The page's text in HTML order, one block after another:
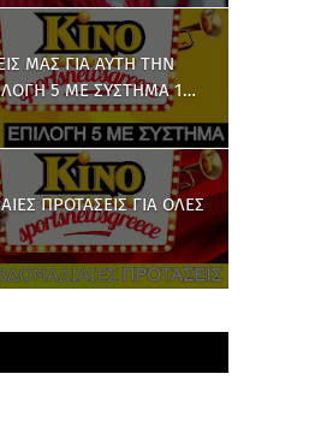
ΜΑΣ ΓΙΑ ΑΥΤΗ ΤΗΝ
5 ΜΕ ΣΥΣΤΗΜΑ 10
ΟΛΕΣ